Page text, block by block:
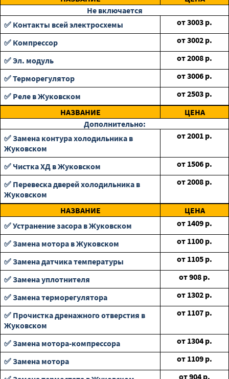
Не включается
✅ Контакты всей электросхемы
от3003 р.
✅ Компрессор
от3002 р.
✅ Эл. модуль
от2008 р.
✅ Терморегулятор
от3006 р.
✅ Реле в Жуковском
от2503 р.
НАЗВАНИЕ
ЦЕНА
Дополнительно:
✅ Замена контура холодильника в
Жуковском
от2001 р.
✅ Чистка ХД в Жуковском от 1506 р.
✅ Перевеска дверей холодильника в
Жуковском
от2008 р.
НАЗВАНИЕ
ЦЕНА
✅ Устранение засора в Жуковском
от 1409 р.
✅ Замена мотора в Жуковском
от 1100 р.
✅ Замена датчика температуры
от 1105 р.
✅ Замена уплотнителя
от908 р.
✅ Замена терморегулятора
от 1302 р.
✅ Прочистка дренажного отверстия в
Жуковском
от 1107 р.
✅ Замена мотора-компрессора от 1304 р.
✅ Замена мотора
от 1109 р.
от904 р.